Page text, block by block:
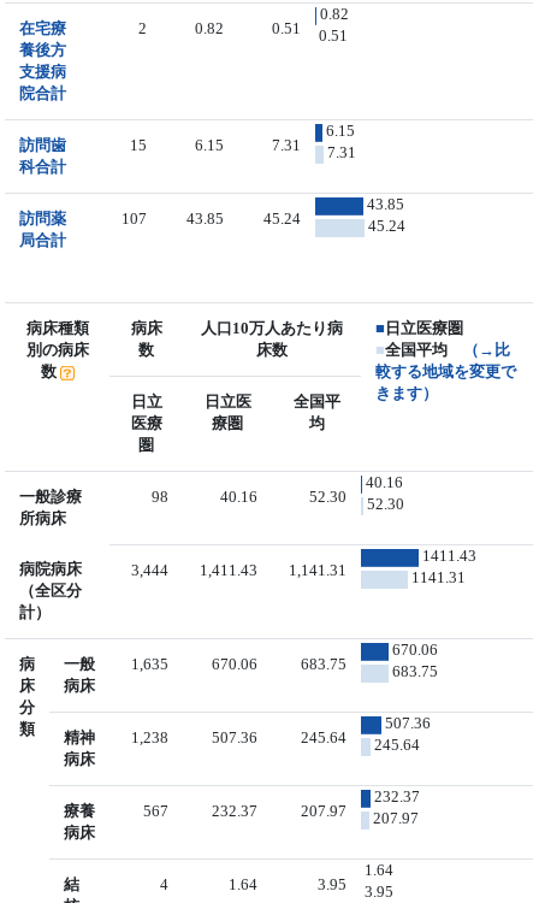
在宅療
養後方
支援病
院合計
2 0.82 0.51
0.82
0.51
訪問歯
科合計
15 6.15 7.31
6.15
7.31
訪問薬
局合計
107 43.85 45.24
43.85
45.24
病床種類
別の病床
数
病床
数
人口10万人あたり病
床数
■ 日立医療圏
■全国平均
（→比
較する地域を変更で
きます）
日立
医療
圏
日立医
療圏
全国平
均
一般診療
所病床
98 40.16 52.30
40.16
52.30
病院病床
（全区分
計）
3,444 1,411.43 1,141.31
1411.43
1141.31
病
床
分
類
一般
病床
1,635 670.06 683.75
670.06
683.75
精神
病床
1,238 507.36 245.64
507.36
245.64
療養
病床
567 232.37 207.97
232.37
207.97
結
4 1.64 3.95
1.64
3.95